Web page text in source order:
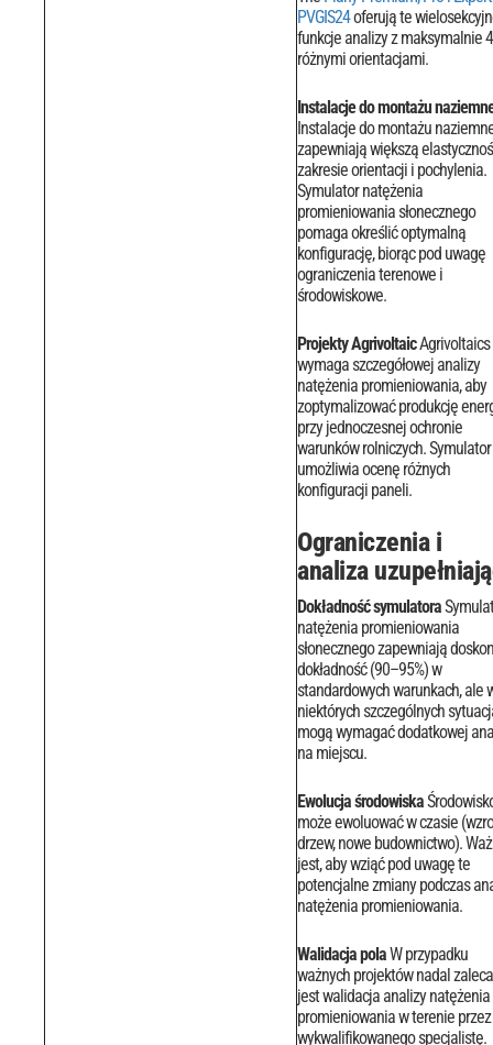
PVGIS24oferują te
funkcje analizy z maksymalnie 4
różnymi orientacjami.
Instalacje do montażu
Instalacje do montażu
zapewniają większą
zakresie orientacji i pochylenia.
Symulator natężenia
promieniowania słonecznego
pomaga określić optymalną
konfigurację, biorąc pod uwagę
ograniczenia terenowe i
środowiskowe.
Projekty AgrivoltaicAgrivoltaics
wymaga szczegółowej analizy
natężenia promieniowania, aby
zoptymalizować produkcję
przy jednoczesnej ochronie
warunków rolniczych. Symulator
umożliwia ocenę różnych
konfiguracji paneli.
Ograniczenia i
analiza
Dokładność symulatora
natężenia promieniowania
słonecznego zapewniają
dokładność (90–95%) w
standardowych warunkach, ale
niektórych szczególnych
mogą wymagać dodatkowej
na miejscu.
Ewolucja środowiska
może ewoluować w czasie
drzew, nowe budownictwo).
jest, aby wziąć pod uwagę te
potencjalne zmiany podczas
natężenia promieniowania.
Walidacja polaW przypadku
ważnych projektów nadal
jest walidacja analizy natężenia
promieniowania w terenie przez
wykwalifikowanego specjalistę.